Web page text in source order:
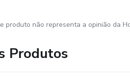
produto não representa a opinião da
Produtos